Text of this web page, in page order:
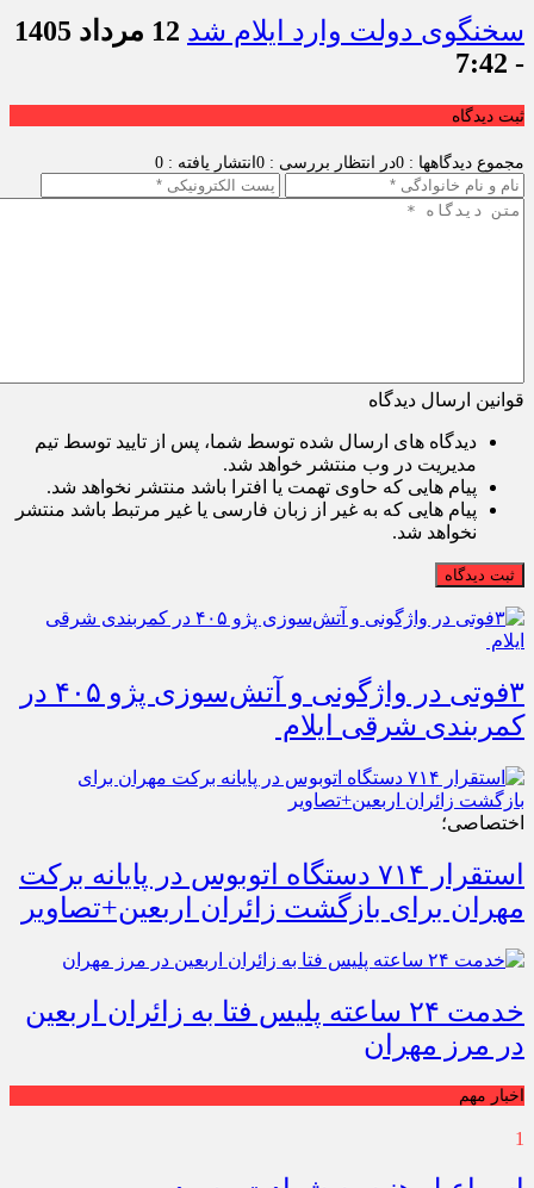
سخنگوی دولت وارد ایلام شد
12 مرداد 1405
- 7:42
ثبت دیدگاه
مجموع دیدگاهها : 0 در انتظار بررسی : 0 انتشار یافته : 0
قوانین ارسال دیدگاه
دیدگاه های ارسال شده توسط شما، پس از تایید توسط تیم
مدیریت در وب منتشر خواهد شد.
پیام هایی که حاوی تهمت یا افترا باشد منتشر نخواهد شد.
پیام هایی که به غیر از زبان فارسی یا غیر مرتبط باشد منتشر
نخواهد شد.
ثبت دیدگاه
۳فوتی در واژگونی و آتش‌سوزی پژو ۴۰۵ در
کمربندی شرقی ایلام
اختصاصی؛
استقرار ۷۱۴ دستگاه اتوبوس در پایانه برکت
مهران برای بازگشت زائران اربعین+تصاویر
خدمت ۲۴ ساعته پلیس فتا به زائران اربعین
در مرز مهران
اخبار مهم
1